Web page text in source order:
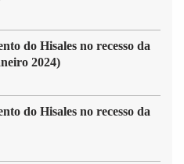
do Hisales no recesso da
2024)
do Hisales no recesso da